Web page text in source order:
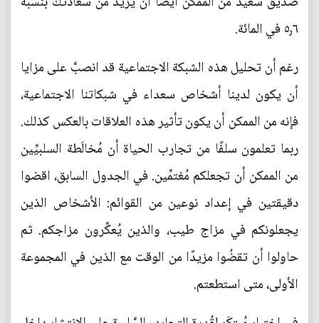
٥٫٦ في المائة.
رغم أن تحليل هذه الشبكة الاجتماعية قد انصبَّ على مزايا
أن يكون لدينا أشخاص سعداء في شبكاتنا الاجتماعية،
فإنه من الممكن أن يكون تأثير هذه العلاقات بالعكس كذلك.
ربما تعلمون سلفًا من تجارب الحياة أن مُخالَطة السلبيِّين
من الممكن أن تجعلكم مُغتمِّين. في الجدول السابق، اقضوا
دقيقتين في إعداد نوعين من القوائم: الأشخاص الذين
يجعلونكم في مزاج طيب، والذين يُعكِّرون مزاجكم. ثم
حاولوا أن تقضُوا مزيدًا من الوقت مع الذين في المجموعة
الأولى، متى استطعتم.